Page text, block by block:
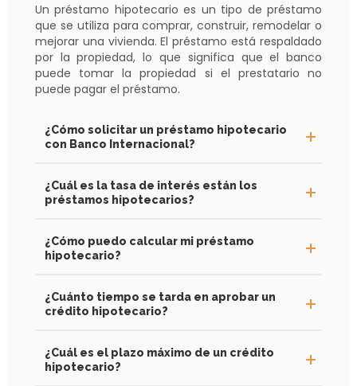
Un préstamo hipotecario es un tipo de préstamo
que se utiliza para comprar, construir, remodelar o
mejorar una vivienda. El préstamo está respaldado
por la propiedad, lo que significa que el banco
puede tomar la propiedad si el prestatario no
puede pagar el préstamo.
¿Cómo solicitar un préstamo hipotecario
con Banco Internacional?
¿Cuál es la tasa de interés están los
préstamos hipotecarios?
¿Cómo puedo calcular mi préstamo
hipotecario?
¿Cuánto tiempo se tarda en aprobar un
crédito hipotecario?
¿Cuál es el plazo máximo de un crédito
hipotecario?